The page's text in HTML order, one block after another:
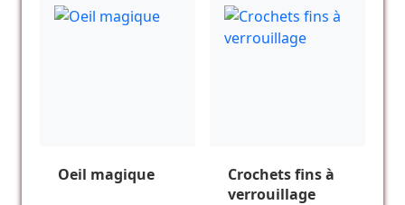
Oeil magique
Crochets fins à
verrouillage